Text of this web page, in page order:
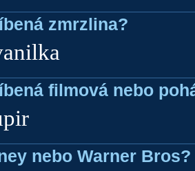
zmrzlina?
filmová nebo
nebo Warner Bros?